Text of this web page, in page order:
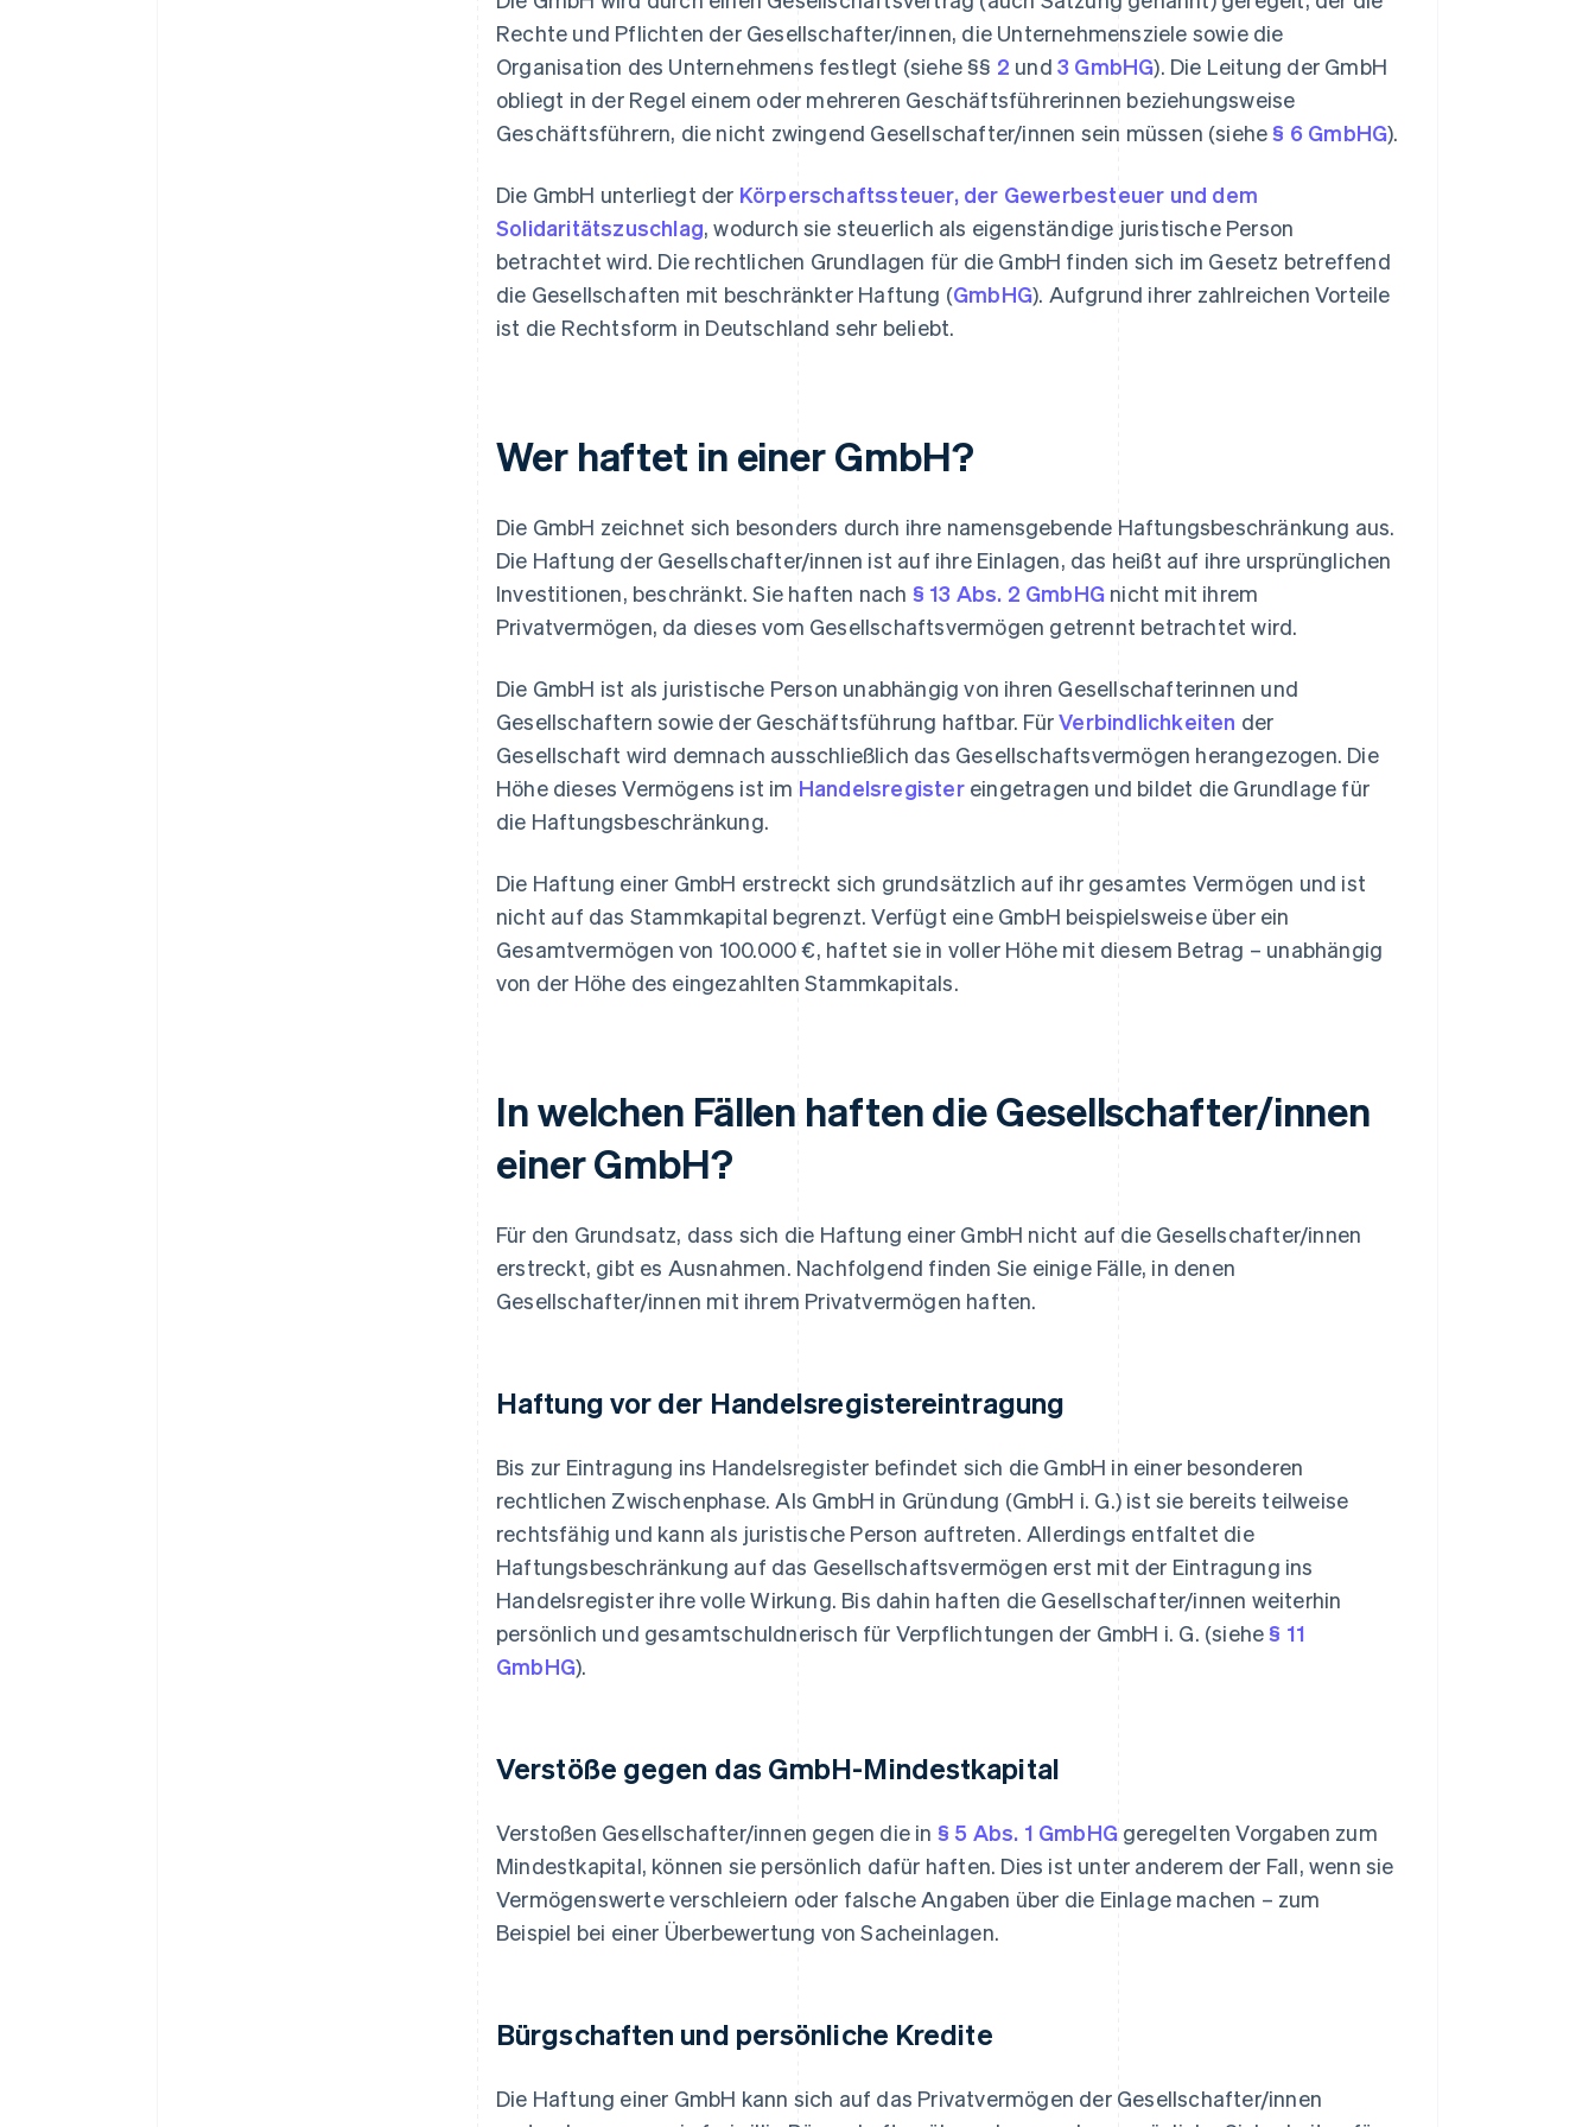
Rechte und Pflichten der Gesellschafter/innen, die Unternehmensziele sowie die
Organisation des Unternehmens festlegt (siehe §§ 2 und3 GmbHG). Die Leitung der GmbH
obliegt in der Regel einem oder mehreren Geschäftsführerinnen beziehungsweise
Geschäftsführern, die nicht zwingend Gesellschafter/innen sein müssen (siehe § 6 GmbHG).
Die GmbH unterliegt der Körperschaftssteuer, der Gewerbesteuer und dem
Solidaritätszuschlag, wodurch sie steuerlich als eigenständige juristische Person
betrachtet wird. Die rechtlichen Grundlagen für die GmbH finden sich im Gesetz betreffend
die Gesellschaften mit beschränkter Haftung (GmbHG). Aufgrund ihrer zahlreichen Vorteile
ist die Rechtsform in Deutschland sehr beliebt.
Wer haftet in einer GmbH?
Die GmbH zeichnet sich besonders durch ihre namensgebende Haftungsbeschränkung aus.
Die Haftung der Gesellschafter/innen ist auf ihre Einlagen, das heißt auf ihre ursprünglichen
Investitionen, beschränkt. Sie haften nach § 13 Abs. 2 GmbHG nicht mit ihrem
Privatvermögen, da dieses vom Gesellschaftsvermögen getrennt betrachtet wird.
Die GmbH ist als juristische Person unabhängig von ihren Gesellschafterinnen und
Gesellschaftern sowie der Geschäftsführung haftbar. FürVerbindlichkeiten der
Gesellschaft wird demnach ausschließlich das Gesellschaftsvermögen herangezogen. Die
Höhe dieses Vermögens ist im Handelsregistereingetragen und bildet die Grundlage für
die Haftungsbeschränkung.
Die Haftung einer GmbH erstreckt sich grundsätzlich auf ihr gesamtes Vermögen und ist
nicht auf das Stammkapital begrenzt. Verfügt eine GmbH beispielsweise über ein
Gesamtvermögen von 100.000 €, haftet sie in voller Höhe mit diesem Betrag – unabhängig
von der Höhe des eingezahlten Stammkapitals.
In welchen Fällen haften die Gesellschafter/innen
einer GmbH?
Für den Grundsatz, dass sich die Haftung einer GmbH nicht auf die Gesellschafter/innen
erstreckt, gibt es Ausnahmen. Nachfolgend finden Sie einige Fälle, in denen
Gesellschafter/innen mit ihrem Privatvermögen haften.
Haftung vor der Handelsregistereintragung
Bis zur Eintragung ins Handelsregister befindet sich die GmbH in einer besonderen
rechtlichen Zwischenphase. Als GmbH in Gründung (GmbH i. G.) ist sie bereits teilweise
rechtsfähig und kann als juristische Person auftreten. Allerdings entfaltet die
Haftungsbeschränkung auf das Gesellschaftsvermögen erst mit der Eintragung ins
Handelsregister ihre volle Wirkung. Bis dahin haften die Gesellschafter/innen weiterhin
persönlich und gesamtschuldnerisch für Verpflichtungen der GmbH i. G. (siehe § 11
GmbHG).
Verstöße gegen das GmbH-Mindestkapital
Verstoßen Gesellschafter/innen gegen die in § 5 Abs. 1 GmbHG geregelten Vorgaben zum
Mindestkapital, können sie persönlich dafür haften. Dies ist unter anderem der Fall, wenn sie
Vermögenswerte verschleiern oder falsche Angaben über die Einlage machen – zum
Beispiel bei einer Überbewertung von Sacheinlagen.
Bürgschaften und persönliche Kredite
Die Haftung einer GmbH kann sich auf das Privatvermögen der Gesellschafter/innen